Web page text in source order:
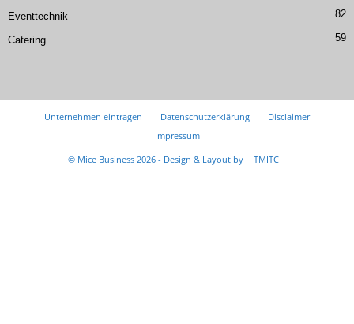
Eventtechnik 82
Catering 59
Unternehmen eintragen Datenschutzerklärung
Disclaimer
Impressum
© Mice Business 2026 - Design & Layout by
TMITC